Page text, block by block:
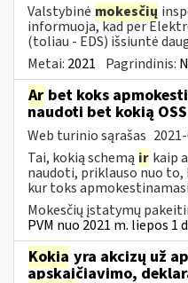
Valstybinė mokesčių
informuoja, kad per
(toliau - EDS) išsiuntė
Metai: 2021 Pagrindinis:
Ar bet koks
naudoti bet kokią
Web turinio sąrašas
Tai, kokią schemą ir kaip
naudoti, priklauso nuo to,
kur toks
Mokesčių įstatymų
PVM nuo 2021 m. liepos 1
Kokia yra akcizų už
apskaičiavimo,